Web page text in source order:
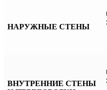
НАРУЖНЫЕ СТЕНЫ
ВНУТРЕННИЕ СТЕНЫ